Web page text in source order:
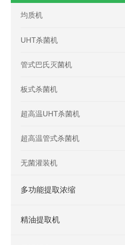
均质机
UHT杀菌机
管式巴氏灭菌机
板式杀菌机
超高温UHT杀菌机
超高温管式杀菌机
无菌灌装机
多功能提取浓缩
精油提取机